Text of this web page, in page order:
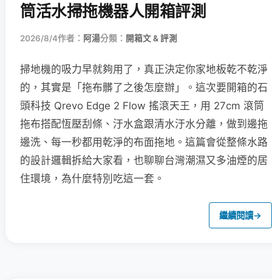
筒活水掃拖機器人開箱評測
2026/8/4作者： 阿湯分類： 開箱文 & 評測
掃地機的吸力早就夠用了，真正決定你家地板乾不乾淨
的，其實是「拖布髒了之後怎麼辦」。這次要開箱的石
頭科技 Qrevo Edge 2 Flow 搖滾天王，用 27cm 滾筒
拖布搭配恆壓刮條、汙水盒跟清水汙水分離，做到邊拖
邊洗、每一秒都用乾淨的布面拖地。這篇會從整條水路
的設計邏輯拆給大家看，也聊聊台灣潮濕又多油煙的居
住環境，為什麼特別吃這一套。
繼續閱讀→